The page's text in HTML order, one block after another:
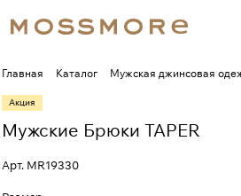
Главная Каталог Мужская джинсовая
Акция
Мужские Брюки TAPER
Арт. MR19330